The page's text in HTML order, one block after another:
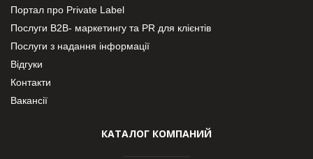
Портал про Private Label
Послуги В2В- маркетингу та PR для клієнтів
Послуги з надання інформації
Відгуки
Контакти
Вакансії
КАТАЛОГ КОМПАНИЙ